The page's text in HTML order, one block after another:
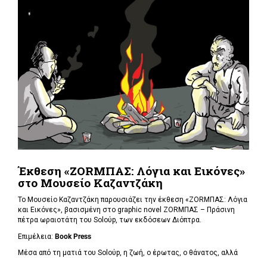
Έκθεση «ΖΟRΜΠΑΣ: Λόγια και Εικόνες»
στο Μουσείο Καζαντζάκη
Το Μουσείο Καζαντζάκη παρουσιάζει την έκθεση «ΖΟRΜΠΑΣ: Λόγια
και Εικόνες», βασισμένη στο graphic novel ΖΟRΜΠΑΣ – Πράσινη
πέτρα ωραιοτάτη του Soloύp, των εκδόσεων Διόπτρα.
Επιμέλεια: Book Press
Μέσα από τη ματιά του Soloύp, η ζωή, ο έρωτας, ο θάνατος, αλλά